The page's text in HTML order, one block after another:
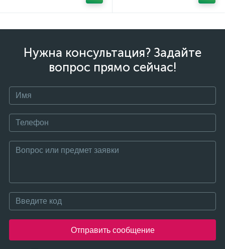
Нужна консультация? Задайте
вопрос прямо сейчас!
Отправить сообщение